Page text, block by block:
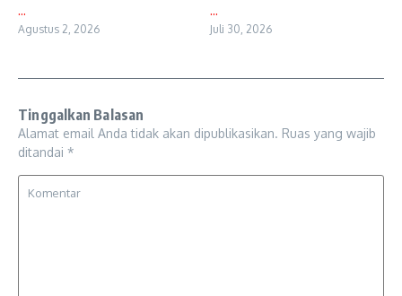
...
Agustus 2, 2026
...
Juli 30, 2026
Tinggalkan Balasan
Alamat email Anda tidak akan dipublikasikan. Ruas yang wajib
ditandai *